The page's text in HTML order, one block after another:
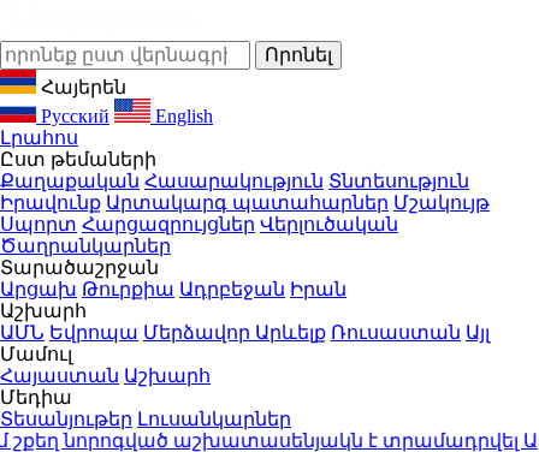
Հայերեն
Русский
English
Լրահոս
Ըստ թեմաների
Քաղաքական Հասարակություն Տնտեսություն
Իրավունք Արտակարգ պատահարներ Մշակույթ
Սպորտ Հարցազրույցներ Վերլուծական
Ծաղրանկարներ
Տարածաշրջան
Արցախ Թուրքիա Ադրբեջան Իրան
Աշխարհ
ԱՄՆ Եվրոպա Մերձավոր Արևելք Ռուսաստան Այլ
Մամուլ
Հայաստան Աշխարհ
Մեդիա
Տեսանյութեր Լուսանկարներ
նորոգված աշխատասենյակն է տրամադրվել